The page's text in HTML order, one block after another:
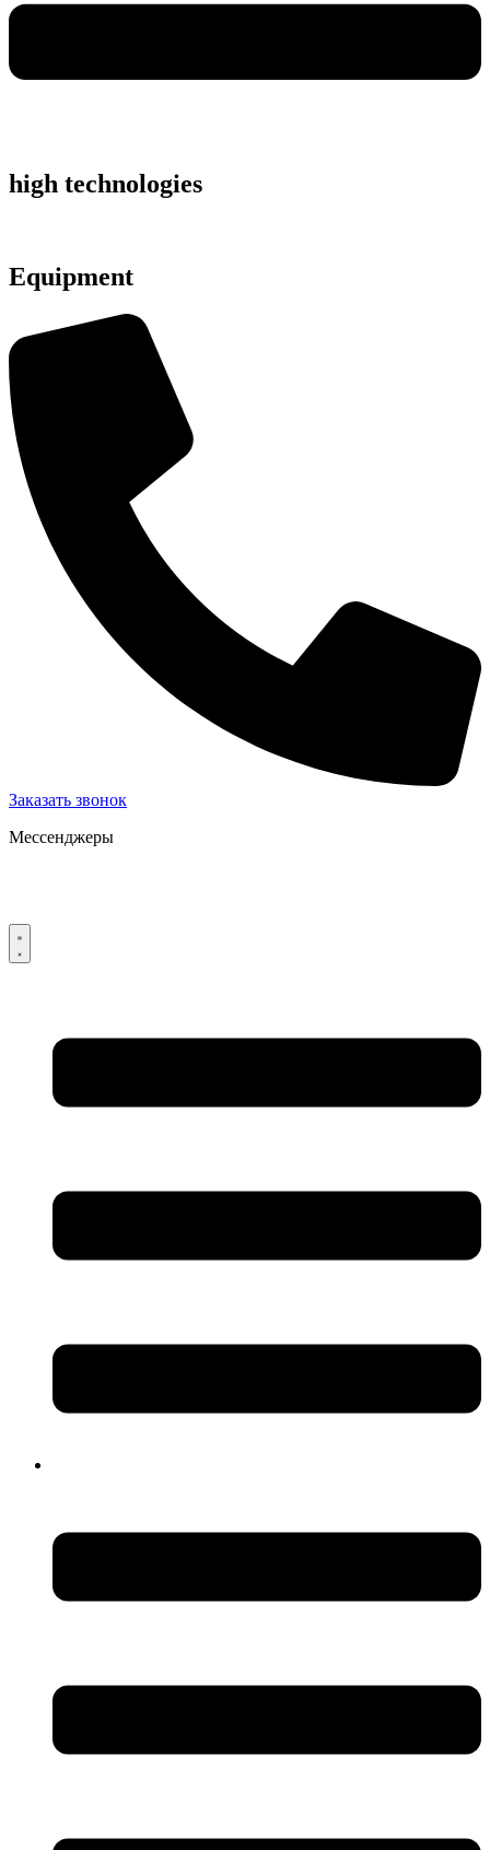
high technologies
Equipment
Заказать звонок
Мессенджеры